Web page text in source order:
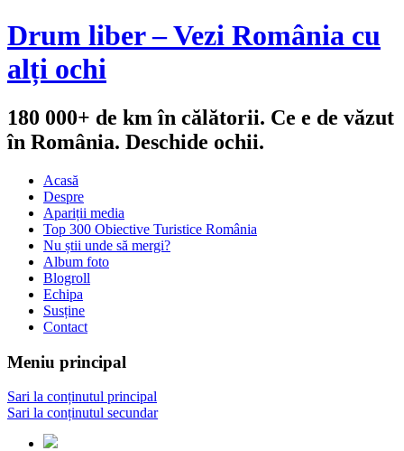
Drum liber – Vezi România cu
alți ochi
180 000+ de km în călătorii. Ce e de văzut
în România. Deschide ochii.
Acasă
Despre
Apariții media
Top 300 Obiective Turistice România
Nu știi unde să mergi?
Album foto
Blogroll
Echipa
Susține
Contact
Meniu principal
Sari la conținutul principal
Sari la conținutul secundar